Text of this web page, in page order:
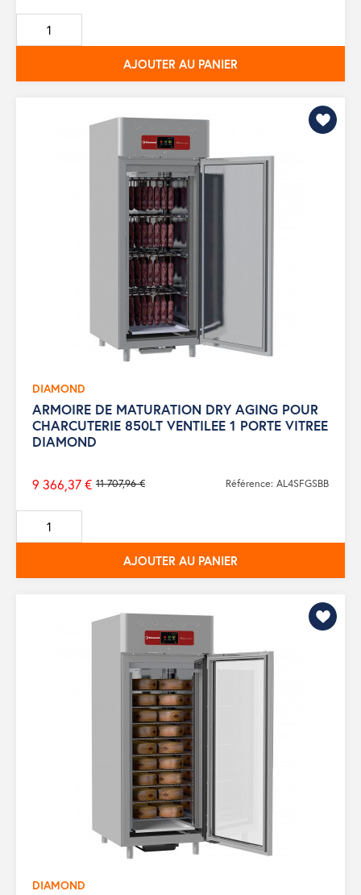
de
base
AJOUTER AU PANIER
DIAMOND
ARMOIRE DE MATURATION DRY AGING POUR
CHARCUTERIE 850LT VENTILEE 1 PORTE VITREE
DIAMOND
Prix
de
base
11 707,96 €
9 366,37 € Référence: AL4SFGSBB
AJOUTER AU PANIER
DIAMOND